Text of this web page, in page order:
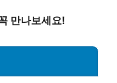
만나보세요!